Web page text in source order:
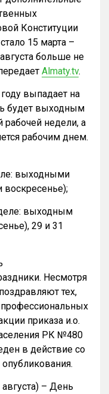
Конституции
15 марта –
больше не
Almaty.tv.
выпадает на
будет выходным
недели, а
рабочим днем.
выходными
воскресенье);
выходным
29 и 31
Несмотря
тех,
приказа и.о.
РК №480
в действие со
– День